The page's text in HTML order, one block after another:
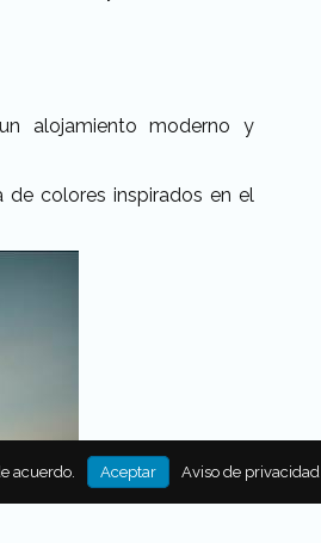
alojamiento moderno y
de colores inspirados en el
acuerdo. Aceptar Aviso de privacidad